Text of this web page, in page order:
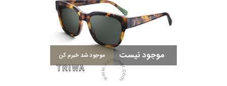
موجود نیست موجود شد خبرم کن